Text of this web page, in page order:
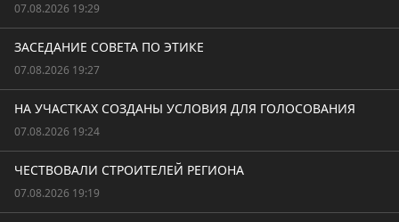
07.08.2026 19:29
ЗАСЕДАНИЕ СОВЕТА ПО ЭТИКЕ
07.08.2026 19:27
НА УЧАСТКАХ СОЗДАНЫ УСЛОВИЯ ДЛЯ ГОЛОСОВАНИЯ
07.08.2026 19:24
ЧЕСТВОВАЛИ СТРОИТЕЛЕЙ РЕГИОНА
07.08.2026 19:19